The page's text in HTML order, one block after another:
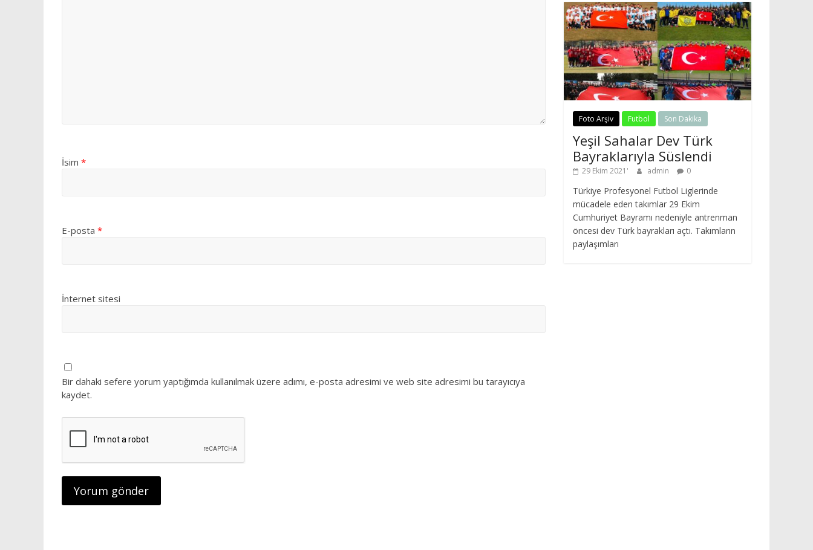
İsim *
E-posta *
İnternet sitesi
Bir dahaki sefere yorum yaptığımda kullanılmak üzere adımı, e-posta adresimi ve web site adresimi bu tarayıcıya
kaydet.
Foto Arşiv Futbol Son Dakika
Yeşil Sahalar Dev Türk
Bayraklarıyla Süslendi
29 Ekim 2021 admin 0
Türkiye Profesyonel Futbol Liglerinde
mücadele eden takımlar 29 Ekim
Cumhuriyet Bayramı nedeniyle antrenman
öncesi dev Türk bayrakları açtı. Takımların
paylaşımları